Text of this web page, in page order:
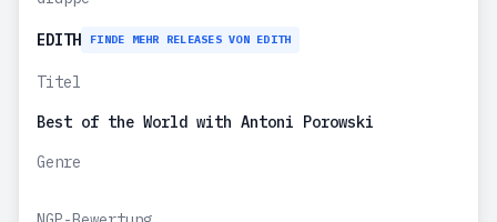
EDITH FINDE MEHR RELEASES VON EDITH
Titel
Best of the World with Antoni Porowski
Genre